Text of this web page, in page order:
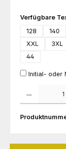
Verfügbare
128
140
XXL
3XL
44
Initial- oder